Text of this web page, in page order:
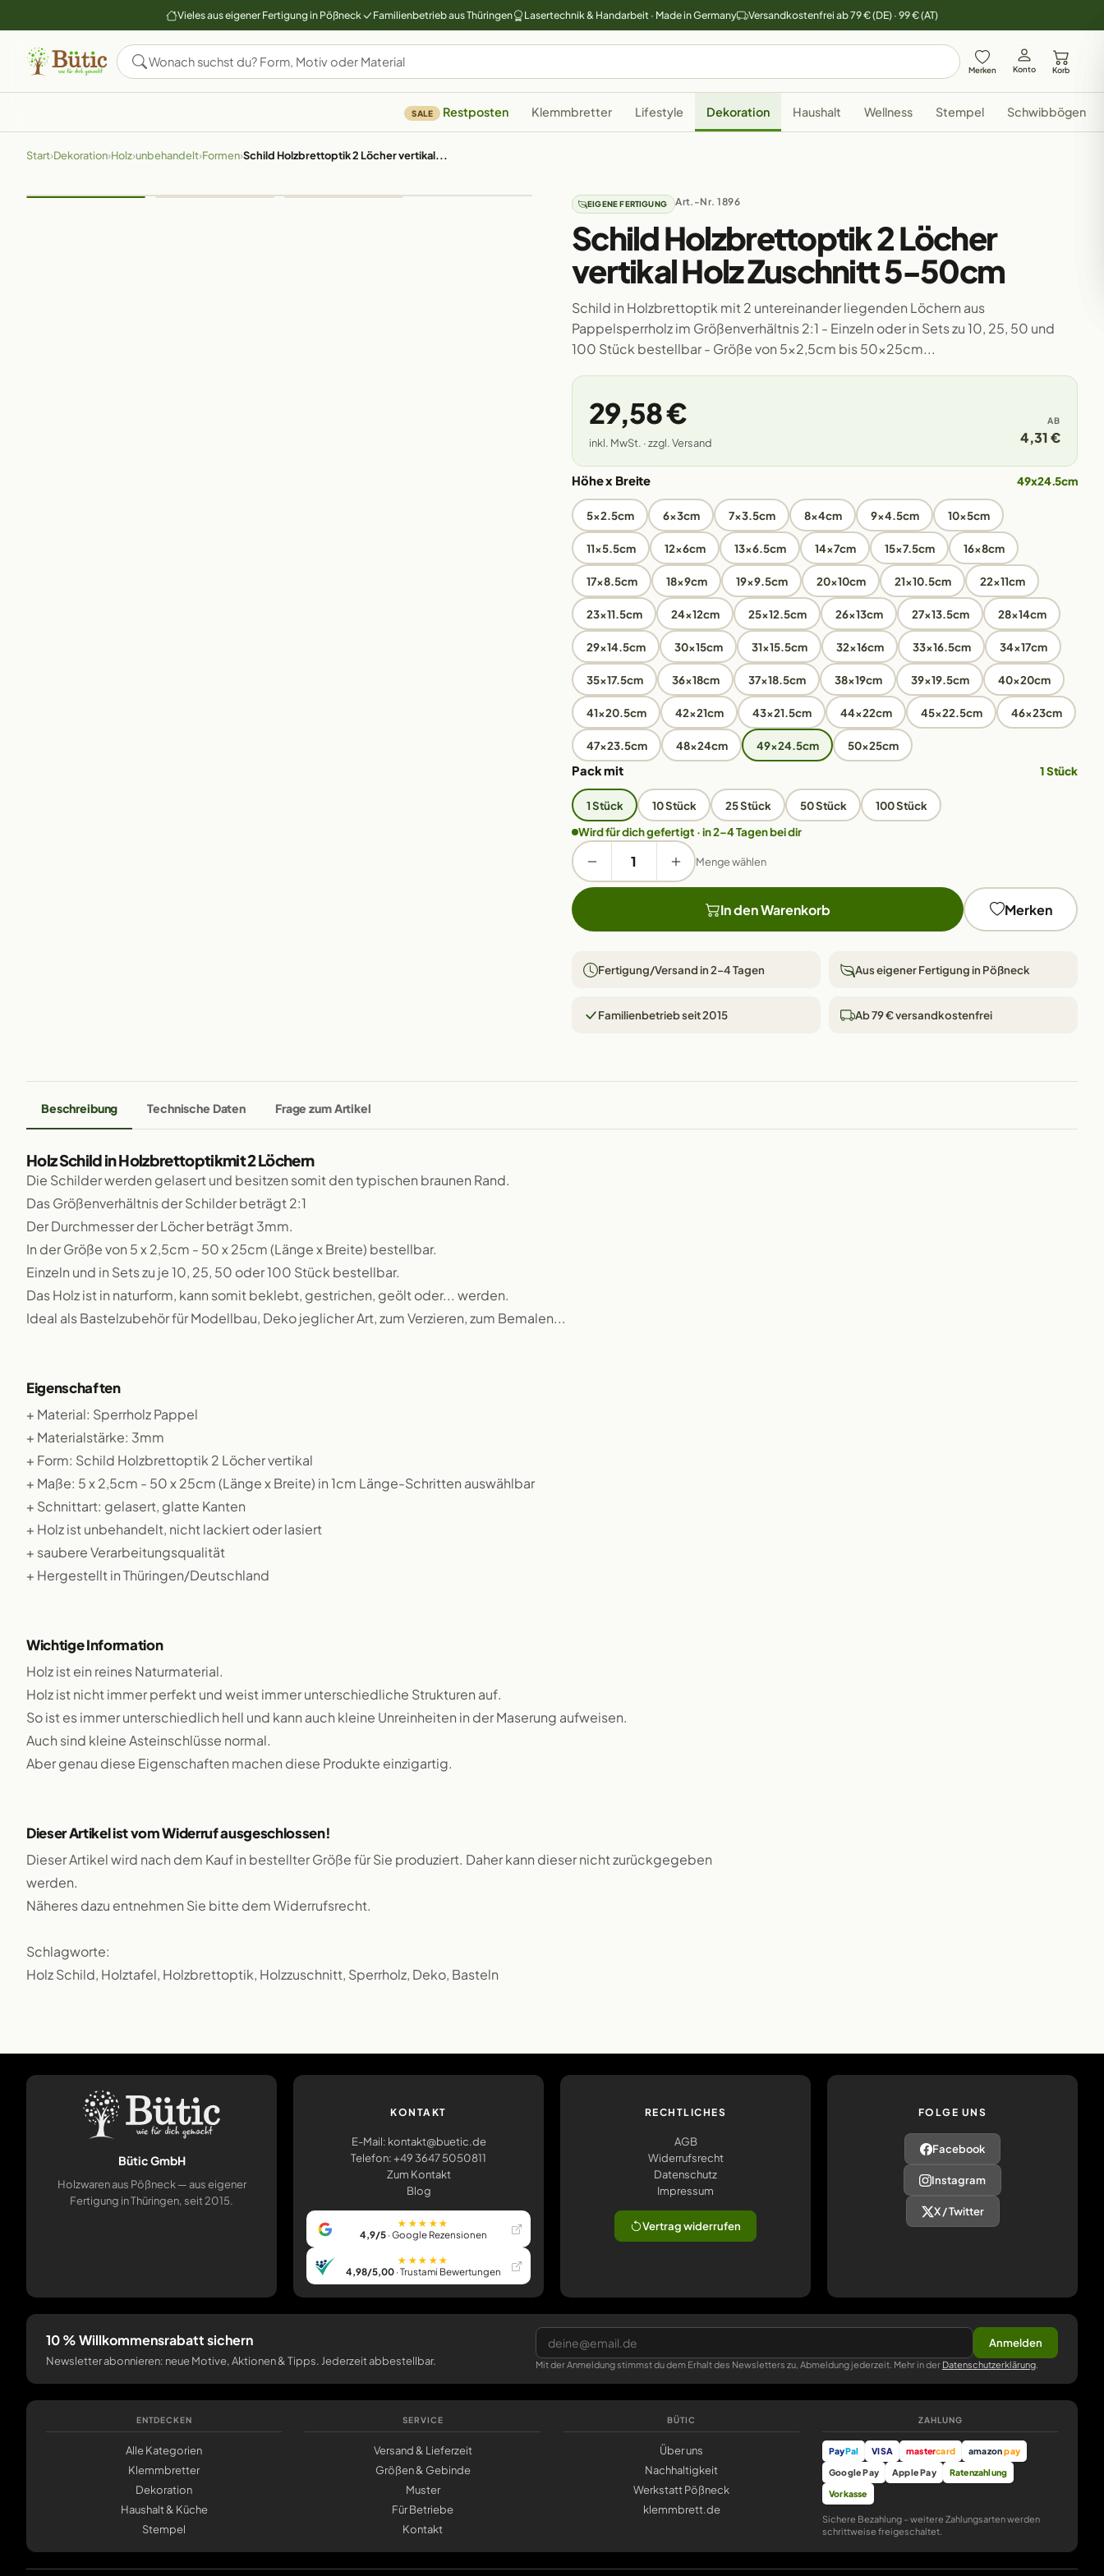
Vieles aus eigener Fertigung in Pößneck Familienbetrieb aus Thüringen Lasertechnik & Handarbeit · Made in Germany Versandkostenfrei ab 79 € (DE) · 99 € (AT)
Merken Konto Korb
SALE Restposten Klemmbretter Lifestyle Dekoration Haushalt Wellness Stempel Schwibbögen
Start›Dekoration›Holz›unbehandelt›Formen›Schild Holzbrettoptik 2 Löcher vertikal...
EIGENE FERTIGUNG Art.-Nr. 1896
Schild Holzbrettoptik 2 Löcher
vertikal Holz Zuschnitt 5-50cm
Schild in Holzbrettoptik mit 2 untereinander liegenden Löchern aus
Pappelsperrholz im Größenverhältnis 2:1 - Einzeln oder in Sets zu 10, 25, 50 und
100 Stück bestellbar - Größe von 5x2,5cm bis 50x25cm...
29,58 €
inkl. MwSt. · zzgl. Versand
AB
4,31 €
Höhe x Breite 49x24.5cm
5x2.5cm 6x3cm 7x3.5cm 8x4cm 9x4.5cm 10x5cm
11x5.5cm 12x6cm 13x6.5cm 14x7cm 15x7.5cm 16x8cm
17x8.5cm 18x9cm 19x9.5cm 20x10cm 21x10.5cm 22x11cm
23x11.5cm 24x12cm 25x12.5cm 26x13cm 27x13.5cm 28x14cm
29x14.5cm 30x15cm 31x15.5cm 32x16cm 33x16.5cm 34x17cm
35x17.5cm 36x18cm 37x18.5cm 38x19cm 39x19.5cm 40x20cm
41x20.5cm 42x21cm 43x21.5cm 44x22cm 45x22.5cm 46x23cm
47x23.5cm 48x24cm 49x24.5cm 50x25cm
Pack mit 1 Stück
1 Stück 10 Stück 25 Stück 50 Stück
100 Stück
Wird für dich gefertigt · in 2–4 Tagen bei dir
Menge wählen
In den Warenkorb Merken
Fertigung/Versand in 2–4 Tagen Aus eigener Fertigung in Pößneck
Familienbetrieb seit 2015 Ab 79 € versandkostenfrei
Beschreibung Technische Daten Frage zum Artikel
Holz Schild in Holzbrettoptikmit 2 Löchern
Die Schilder werden gelasert und besitzen somit den typischen braunen Rand.
Das Größenverhältnis der Schilder beträgt 2:1
Der Durchmesser der Löcher beträgt 3mm.
In der Größe von 5 x 2,5cm - 50 x 25cm (Länge x Breite) bestellbar.
Einzeln und in Sets zu je 10, 25, 50 oder 100 Stück bestellbar.
Das Holz ist in naturform, kann somit beklebt, gestrichen, geölt oder... werden.
Ideal als Bastelzubehör für Modellbau, Deko jeglicher Art, zum Verzieren, zum Bemalen...
Eigenschaften
+ Material: Sperrholz Pappel
+ Materialstärke: 3mm
+ Form: Schild Holzbrettoptik 2 Löcher vertikal
+ Maße: 5 x 2,5cm - 50 x 25cm (Länge x Breite) in 1cm Länge-Schritten auswählbar
+ Schnittart: gelasert, glatte Kanten
+ Holz ist unbehandelt, nicht lackiert oder lasiert
+ saubere Verarbeitungsqualität
+ Hergestellt in Thüringen/Deutschland
Wichtige Information
Holz ist ein reines Naturmaterial.
Holz ist nicht immer perfekt und weist immer unterschiedliche Strukturen auf.
So ist es immer unterschiedlich hell und kann auch kleine Unreinheiten in der Maserung aufweisen.
Auch sind kleine Asteinschlüsse normal.
Aber genau diese Eigenschaften machen diese Produkte einzigartig.
Dieser Artikel ist vom Widerruf ausgeschlossen!
Dieser Artikel wird nach dem Kauf in bestellter Größe für Sie produziert. Daher kann dieser nicht zurückgegeben
werden.
Näheres dazu entnehmen Sie bitte dem Widerrufsrecht.
Schlagworte:
Holz Schild, Holztafel, Holzbrettoptik, Holzzuschnitt, Sperrholz, Deko, Basteln
Bütic GmbH
Holzwaren aus Pößneck — aus eigener
Fertigung in Thüringen, seit 2015.
KONTAKT
E-Mail: kontakt@buetic.de
Telefon: +49 3647 5050811
Zum Kontakt
Blog
★★★★★
4,9/5 · Google Rezensionen
★★★★★
4,98/5,00 · Trustami Bewertungen
RECHTLICHES
AGB
Widerrufsrecht
Datenschutz
Impressum
Vertrag widerrufen
FOLGE UNS
Facebook
Instagram
X / Twitter
10 % Willkommensrabatt sichern
Newsletter abonnieren: neue Motive, Aktionen & Tipps. Jederzeit abbestellbar.
Anmelden
Mit der Anmeldung stimmst du dem Erhalt des Newsletters zu, Abmeldung jederzeit. Mehr in der Datenschutzerklärung
ENTDECKEN
Alle Kategorien
Klemmbretter
Dekoration
Haushalt & Küche
Stempel
SERVICE
Versand & Lieferzeit
Größen & Gebinde
Muster
Für Betriebe
Kontakt
BÜTIC
Über uns
Nachhaltigkeit
Werkstatt Pößneck
klemmbrett.de
ZAHLUNG
PayPal VISA mastercard amazonpay
Google Pay
Apple Pay
Ratenzahlung
Vorkasse
Sichere Bezahlung – weitere Zahlungsarten werden
schrittweise freigeschaltet.